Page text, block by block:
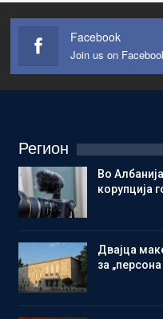
Facebook
Join us on
Регион
Во
корупција
Двајца
за